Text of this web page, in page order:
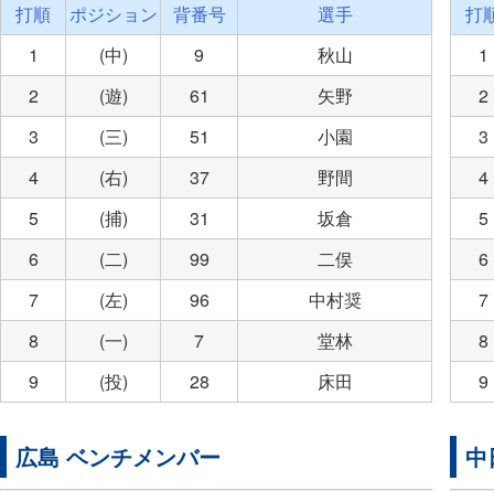
打順 ポジション 背番号
選手
1
(中) 9
秋山
2
(遊) 61
矢野
3
(三) 51
小園
4
(右) 37
野間
5
(捕) 31
坂倉
6
(二) 99
二俣
7
(左) 96
中村奨
8
(一) 7
堂林
9
(投) 28 床田
打
1
2
3
4
5
6
7
8
9
広島 ベンチメンバー